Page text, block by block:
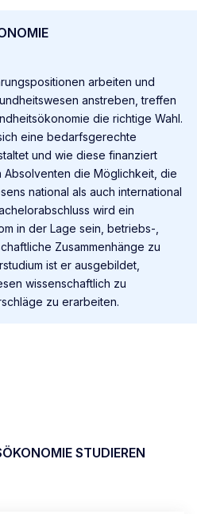
arbeiten und
anstreben, treffen
die richtige Wahl.
eine bedarfsgerechte
und wie diese finanziert
Absolventen die Möglichkeit, die
national als auch international
wird ein
in der Lage sein, betriebs-,
Zusammenhänge zu
ist er ausgebildet,
wissenschaftlich zu
zu erarbeiten.
STUDIEREN